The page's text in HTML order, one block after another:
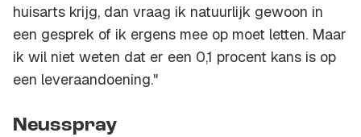
huisarts krijg, dan vraag ik natuurlijk gewoon in
een gesprek of ik ergens mee op moet letten. Maar
ik wil niet weten dat er een 0,1 procent kans is op
een leveraandoening."
Neusspray